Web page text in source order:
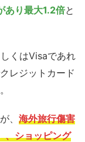
あり最大1.2倍と
くはVisaであれ
レジットカード
、 海外旅行傷害
、ショッピング